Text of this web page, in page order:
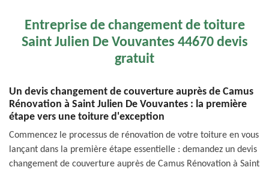
Entreprise de changement de toiture
Saint Julien De Vouvantes 44670 devis
gratuit
Un devis changement de couverture auprès de Camus
Rénovation à Saint Julien De Vouvantes : la première
étape vers une toiture d'exception
Commencez le processus de rénovation de votre toiture en vous
lançant dans la première étape essentielle : demandez un devis
changement de couverture auprès de Camus Rénovation à Saint